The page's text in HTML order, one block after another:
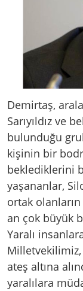
Demirtaş,
Sarıyıldız ve
bulunduğu
kişinin bir
beklediklerini
yaşananlar,
ortak olanların
an çok büyük
Yaralı
Milletvekilimiz,
ateş altına
yaralılara